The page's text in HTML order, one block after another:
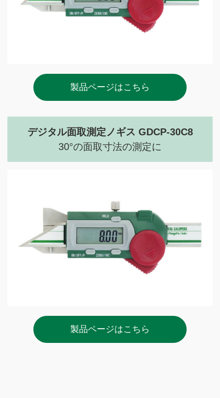
製品ページはこちら
デジタル面取測定ノギス GDCP-30C8
30°の面取寸法の測定に
製品ページはこちら